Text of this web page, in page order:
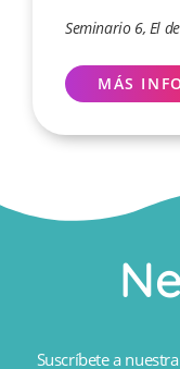
Seminario 6, El
MÁS
Suscríbete a